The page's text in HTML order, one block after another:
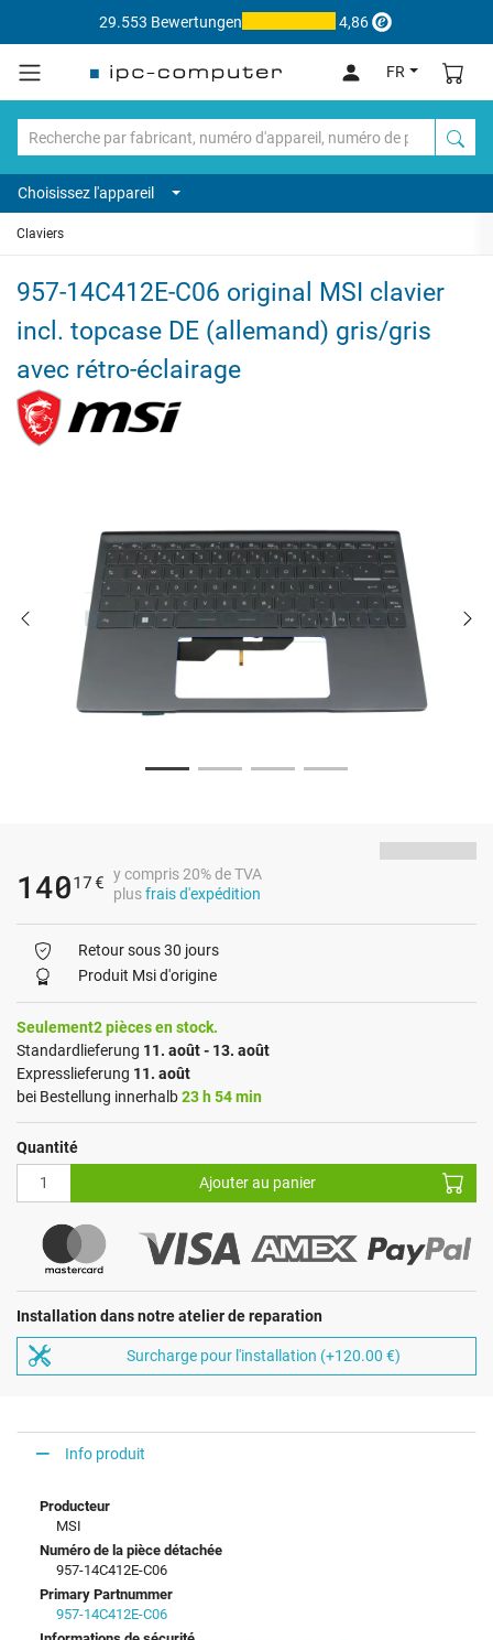
29.553 Bewertungen 4,86
FR
Choisissez l'appareil
Claviers
957-14C412E-C06 original MSI clavier
incl. topcase DE (allemand) gris/gris
avec rétro-éclairage
14017 € y compris 20% de TVA
plusfrais d'expédition
Retour sous 30 jours
Produit Msi d'origine
Seulement2 pièces en stock.
Standardlieferung 11. août - 13. août
Expresslieferung 11. août
bei Bestellung innerhalb23 h 54 min
Quantité
Ajouter au panier
Installation dans notre atelier de reparation
Surcharge pour l'installation (+120.00 €)
Info produit
Producteur
MSI
Numéro de la pièce détachée
957-14C412E-C06
Primary Partnummer
957-14C412E-C06